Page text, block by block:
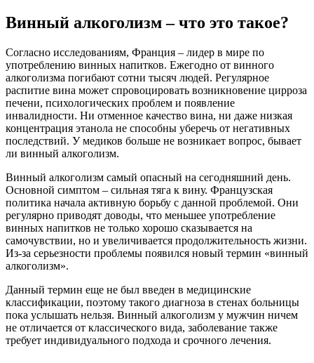
Винный алкоголизм – что это такое?
Согласно исследованиям, Франция – лидер в мире по
употреблению винных напитков. Ежегодно от винного
алкоголизма погибают сотни тысяч людей. Регулярное
распитие вина может спровоцировать возникновение цирроза
печени, психологических проблем и появление
инвалидности. Ни отменное качество вина, ни даже низкая
концентрация этанола не способны уберечь от негативных
последствий. У медиков больше не возникает вопрос, бывает
ли винный алкоголизм.
Винный алкоголизм самый опасный на сегодняшний день.
Основной симптом – сильная тяга к вину. Французская
политика начала активную борьбу с данной проблемой. Они
регулярно приводят доводы, что меньшее употребление
винных напитков не только хорошо сказывается на
самочувствии, но и увеличивается продолжительность жизни.
Из-за серьезности проблемы появился новый термин «винный
алкоголизм».
Данный термин еще не был введен в медицинские
классификации, поэтому такого диагноза в стенах больницы
пока услышать нельзя. Винный алкоголизм у мужчин ничем
не отличается от классического вида, заболевание также
требует индивидуального подхода и срочного лечения.